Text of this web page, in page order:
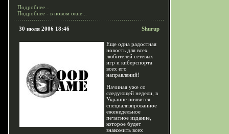
Подробнее...
Подробнее - в новом окне...
30 июля 2006 18:46 Shurup
Еще одна радостная
новость для всех
любителей сетевых
игр и киберспорта
всех его
направлений!
Начиная уже со
следующей недели, в
Украине появится
специализированное
еженедельное
печатное издание,
которое будет
знакомить всех